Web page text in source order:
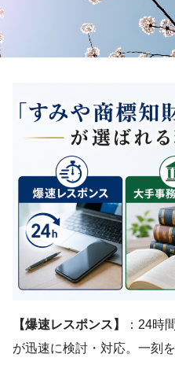
【爆速レスポンス】
：24時
が迅速に検討・対応。一刻